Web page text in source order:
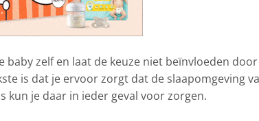
baby zelf en laat de keuze niet beïnvloeden
is dat je ervoor zorgt dat de slaapomgeving
kun je daar in ieder geval voor zorgen.